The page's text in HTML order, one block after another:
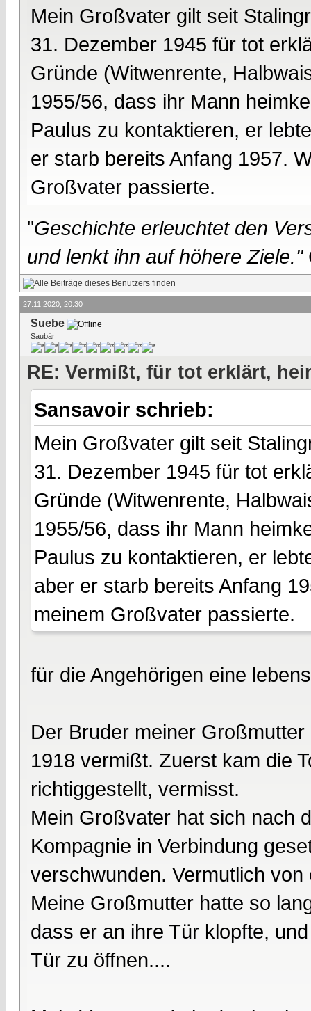
Mein Großvater gilt seit
31. Dezember 1945 für tot
Gründe (Witwenrente,
1955/56, dass ihr Mann
Paulus zu kontaktieren, er
er starb bereits Anfang 1957.
Großvater passierte.
"Geschichte erleuchtet den
und lenkt ihn auf höhere Ziele."
27.11.2020, 20:30
Suebe
Saubär
RE: Vermißt, für tot erklärt,
Sansavoir schrieb:
Mein Großvater gilt seit
31. Dezember 1945 für tot
Gründe (Witwenrente,
1955/56, dass ihr Mann
Paulus zu kontaktieren, er
aber er starb bereits Anfang
meinem Großvater passierte.
für die Angehörigen eine
Der Bruder meiner
1918 vermißt. Zuerst kam die
richtiggestellt, vermisst.
Mein Großvater hat sich nach
Kompagnie in Verbindung
verschwunden. Vermutlich
Meine Großmutter hatte so
dass er an ihre Tür klopfte,
Tür zu öffnen....